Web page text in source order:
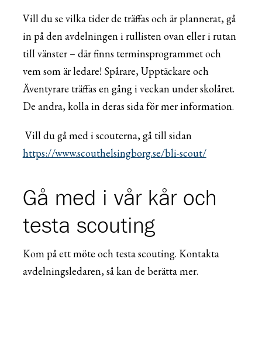
Vill du se vilka tider de träffas och är plannerat, gå
in på den avdelningen i rullisten ovan eller i rutan
till vänster – där finns terminsprogrammet och
vem som är ledare! Spårare, Upptäckare och
Äventyrare träffas en gång i veckan under skolåret.
De andra, kolla in deras sida för mer information.
Vill du gå med i scouterna, gå till sidan
https://www.scouthelsingborg.se/bli-scout/
Gå med i vår kår och
testa scouting
Kom på ett möte och testa scouting. Kontakta
avdelningsledaren, så kan de berätta mer.